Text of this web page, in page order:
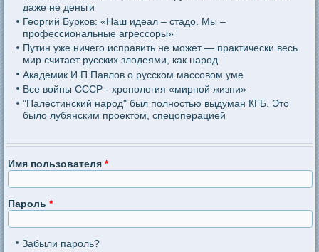
даже не деньги
Георгий Бурков: «Наш идеал – стадо. Мы –
профессиональные агрессоры»
Путин уже ничего исправить не может — практически весь
мир считает русских злодеями, как народ
Академик И.П.Павлов о русском массовом уме
Все войны СССР - хронология «мирной жизни»
"Палестинский народ" был полностью выдуман КГБ. Это
было лубянским проектом, спецоперацией
Имя пользователя*
Пароль*
Забыли пароль?